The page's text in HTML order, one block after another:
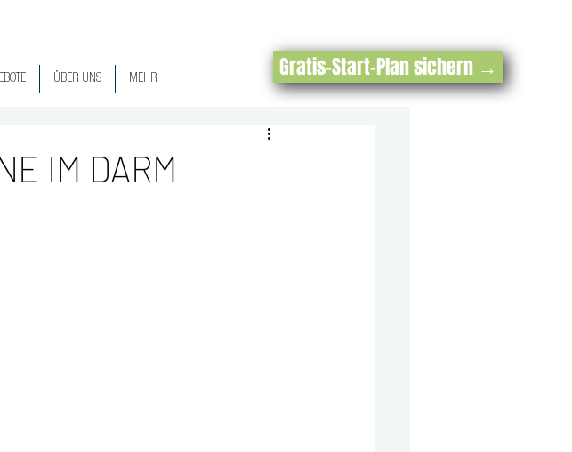
ÜBER UNS MEHR Gratis-Start-Plan sichern →
IM DARM